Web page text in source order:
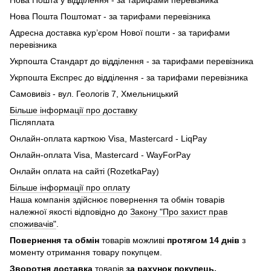
Нова Пошта Поштомат - за тарифами перевізника
Адресна доставка кур’єром Нової пошти - за тарифами
перевізника
Укрпошта Стандарт до відділення - за тарифами перевізника
Укрпошта Експрес до відділення - за тарифами перевізника
Самовивіз - вул. Геологів 7, Хмельницький
Більше інформації про доставку
Післяплата
Онлайн-оплата карткою Visa, Mastercard - LiqPay
Онлайн-оплата Visa, Mastercard - WayForPay
Онлайн оплата на сайті (RozetkaPay)
Більше інформації про оплату
Наша компанія здійснює повернення та обмін товарів
належної якості відповідно до Закону "Про захист прав
споживачів".
Повернення та обмін товарів можливі протягом 14 днів з
моменту отримання товару покупцем.
Зворотня доставка товарів за рахунок покупець.